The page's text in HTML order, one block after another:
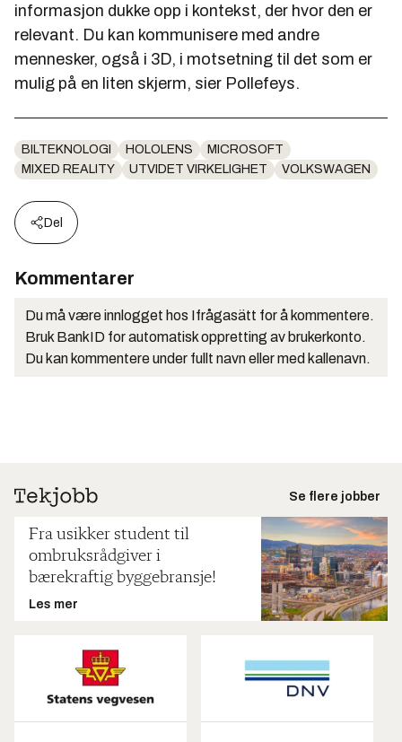
informasjon dukke opp i kontekst, der hvor den er
relevant. Du kan kommunisere med andre
mennesker, også i 3D, i motsetning til det som er
mulig på en liten skjerm, sier Pollefeys.
BILTEKNOLOGI HOLOLENS
MICROSOFT
MIXED REALITY
UTVIDET VIRKELIGHET VOLKSWAGEN
Del
Kommentarer
Du må være innlogget hos Ifrågasätt for å kommentere.
Bruk BankID for automatisk oppretting av brukerkonto.
Du kan kommentere under fullt navn eller med kallenavn.
Se flere jobber
Fra usikker student til
ombruksrådgiver i
bærekraftig byggebransje!
Les mer